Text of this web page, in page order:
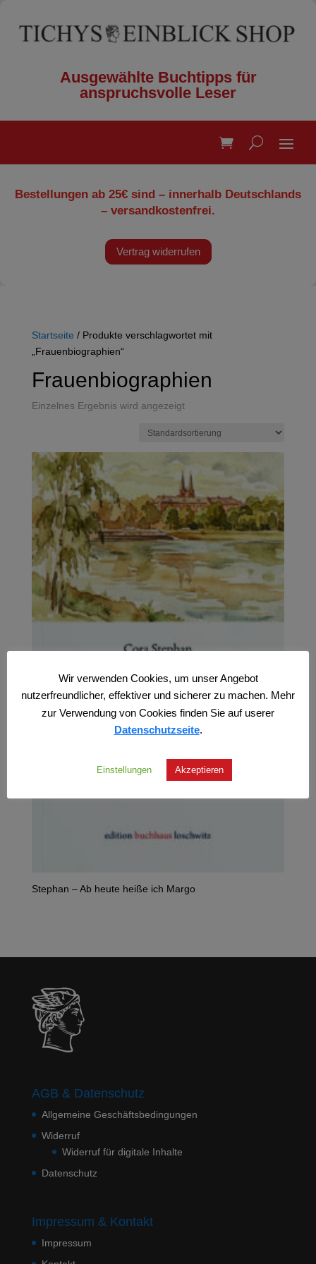
Ausgewählte Buchtipps für
anspruchsvolle Leser
Bestellungen ab 25€ sind – innerhalb Deutschlands
– versandkostenfrei.
Vertrag widerrufen
Startseite / Produkte verschlagwortet mit
„Frauenbiographien“
Frauenbiographien
Einzelnes Ergebnis wird angezeigt
Stephan – Ab heute heiße ich Margo
AGB & Datenschutz
Allgemeine Geschäftsbedingungen
Widerruf
Widerruf für digitale Inhalte
Datenschutz
Impressum & Kontakt
Impressum
Wir verwenden Cookies, um unser Angebot
nutzerfreundlicher, effektiver und sicherer zu machen. Mehr
zur Verwendung von Cookies finden Sie auf userer
Datenschutzseite.
Einstellungen Akzeptieren